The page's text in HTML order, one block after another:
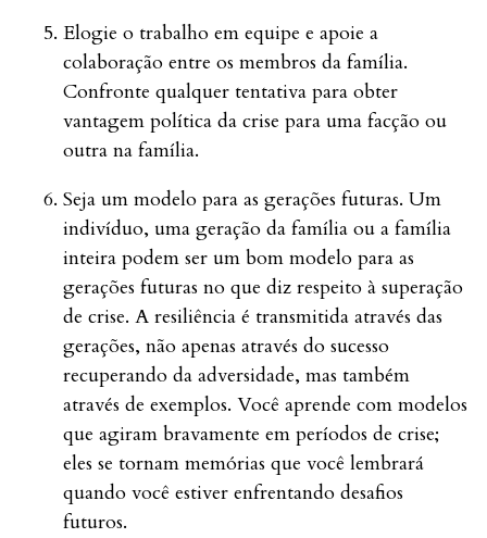
Elogie o trabalho em equipe e apoie a
colaboração entre os membros da família.
Confronte qualquer tentativa para obter
vantagem política da crise para uma facção ou
outra na família.
Seja um modelo para as gerações futuras. Um
indivíduo, uma geração da família ou a família
inteira podem ser um bom modelo para as
gerações futuras no que diz respeito à superação
de crise. A resiliência é transmitida através das
gerações, não apenas através do sucesso
recuperando da adversidade, mas também
através de exemplos. Você aprende com modelos
que agiram bravamente em períodos de crise;
eles se tornam memórias que você lembrará
quando você estiver enfrentando desafios
futuros.